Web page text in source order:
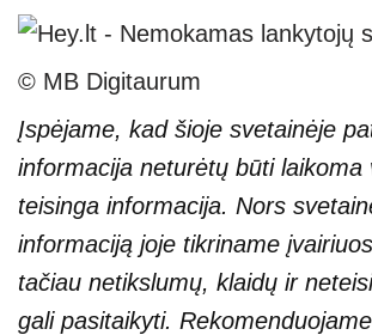
© MB Digitaurum
Įspėjame, kad šioje svetainėje
informacija neturėtų būti laikoma
teisinga informacija. Nors
informaciją joje tikriname
tačiau netikslumų, klaidų ir
gali pasitaikyti.